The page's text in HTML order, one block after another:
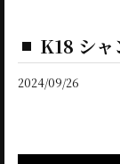
K18 シャ
2024/09/26